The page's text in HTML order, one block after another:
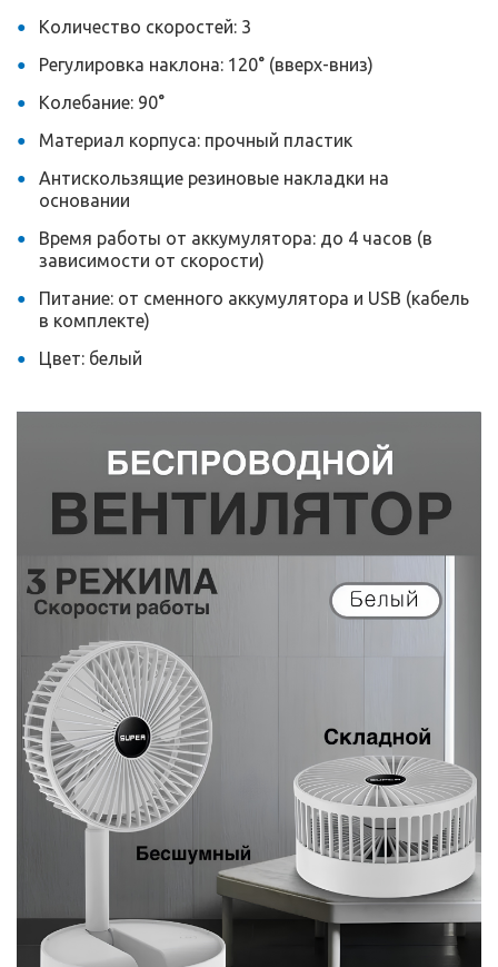
Количество скоростей: 3
Регулировка наклона: 120° (вверх-вниз)
Колебание: 90°
Материал корпуса: прочный пластик
Антискользящие резиновые накладки на
основании
Время работы от аккумулятора: до 4 часов (в
зависимости от скорости)
Питание: от сменного аккумулятора и USB (кабель
в комплекте)
Цвет: белый